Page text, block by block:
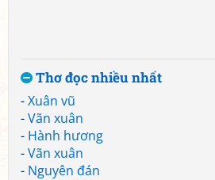
Thơ đọc nhiều nhất
-Xuân vũ
-Vãn xuân
- Hành hương
-Vãn xuân
- Nguyên đán